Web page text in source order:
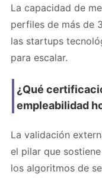
La capacidad de
perfiles de más de
las startups
para escalar.
¿Qué
empleabilidad
La validación
el pilar que
los algoritmos de